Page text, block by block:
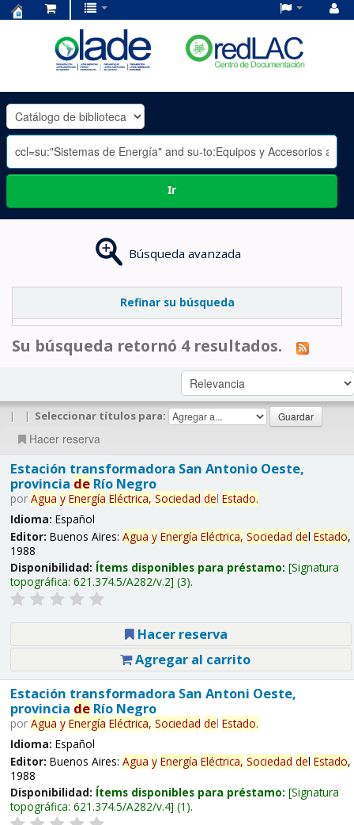
OLADE
-
Ir
Búsqueda avanzada
Refinar su búsqueda
Su búsqueda retornó 4 resultados.
| | Seleccionar títulos para:
Hacer reserva
Estación transformadora San Antonio Oeste,
provincia deRío Negro
por Agua y Energía Eléctrica, Sociedad del Estado.
Idioma: Español
Editor: Buenos Aires: Agua y Energía Eléctrica, Sociedad del Estado,
1988
Disponibilidad: Ítems disponibles para préstamo: Signatura
topográfica: 621.374.5/A282/v.2 (3).
Hacer reserva
Agregar al carrito
Estación transformadora San Antoni Oeste,
provincia deRío Negro
por Agua y Energía Eléctrica, Sociedad del Estado.
Idioma: Español
Editor: Buenos Aires: Agua y Energía Eléctrica, Sociedad del Estado,
1988
Disponibilidad: Ítems disponibles para préstamo: Signatura
topográfica: 621.374.5/A282/v.4 (1).